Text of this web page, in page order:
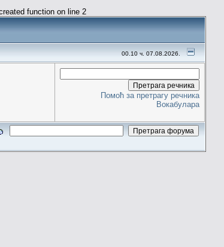
function on line 2
00.10 ч. 07.08.2026.
Помоћ за претрагу речника
Вокабулара